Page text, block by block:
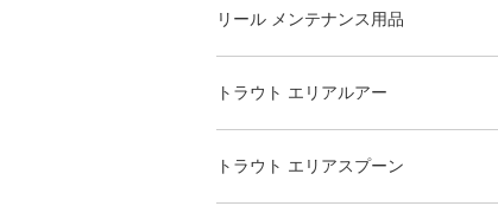
リール メンテナンス用品
トラウト エリアルアー
トラウト エリアスプーン